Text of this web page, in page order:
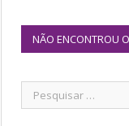
NÃO ENCONTROU